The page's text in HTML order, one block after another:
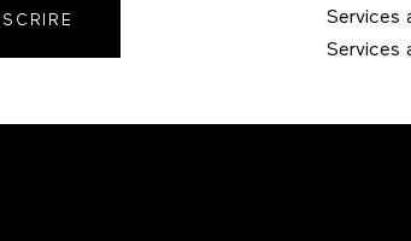
Services
Services